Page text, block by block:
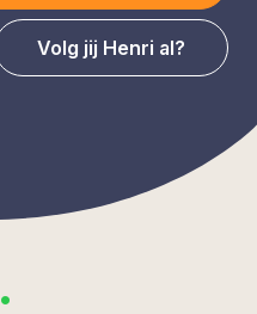
Volg jij Henri al?
.